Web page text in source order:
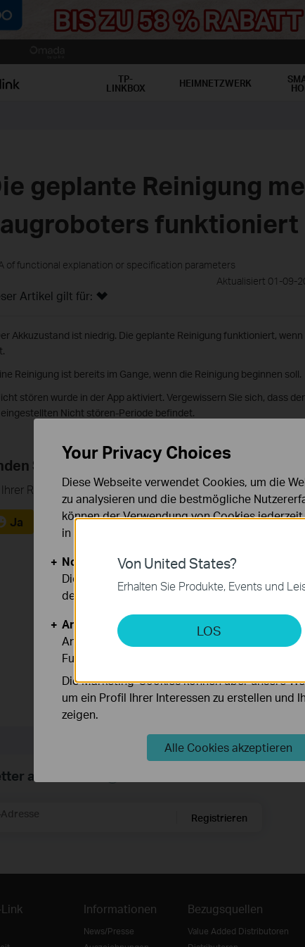
Smart TP-
LINKBOX HEIMNETZWERK
geplante Reinigung
funktioniert
of functional explanation or specification parameters
Aktualisiert 01-09-
Artikel gilt für:
Akkuzustand ist niedrig. Die geplante Reinigung funktioniert,
Reinigung ist bereits im Gange, wenn die Reinigung beginnen soll.
stören wurde in der App aktiviert. Vergewissern Sie sich, dass
Nicht stören-Periode befindet.
Sie diese FAQ hilfreich?
Rückmeldung tragen Sie dazu bei, dass wir unsere
Ja Nein
abonnieren
Registrieren
Informationen
News/Presse
Bezugsquellen
Value Added Distributoren
Von United States?
Erhalten Sie Produkte, Events und
LOS
Your Privacy Choices
Diese Webseite verwendet Cookies, um die
zu analysieren und die bestmögliche
können der Verwendung von Cookies
in unseren
Notwendige Cookies
Diese Cookies sind zur Funktion der Website
deaktiviert werden.
Analyse- und Marketing-Cookies
Analyse-Cookies ermöglichen es uns, Ihre
Funktionsweise unserer Website zu verbessern
Die Marketing-Cookies können über unsere
um ein Profil Ihrer Interessen zu erstellen und
zeigen.
Alle Cookies akzeptieren